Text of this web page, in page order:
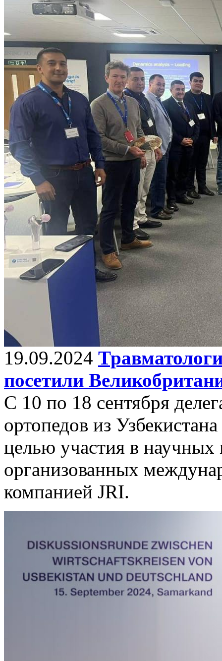
19.09.2024
посетили
С 10 по 18 сентября
ортопедов из
целью участия в научных
организованных
компанией JRI.